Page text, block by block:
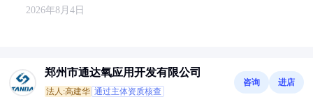
2026年8月4日
郑州市通达氧应用开发有限公司
法人:高建华 通过主体资质核查
咨询 进店